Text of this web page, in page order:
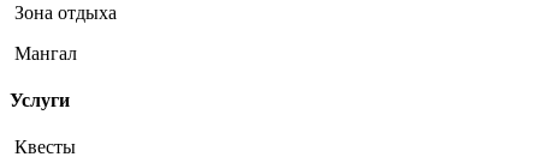
Зона отдыха
Мангал
Услуги
Квесты